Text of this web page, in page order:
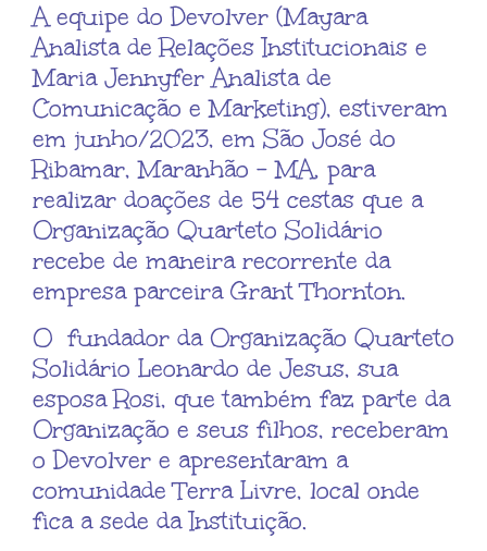
A equipe do Devolver (Mayara
Analista de Relações Institucionais e
Maria Jennyfer Analista de
Comunicação e Marketing), estiveram
em junho/2023, em São José do
Ribamar, Maranhão – MA, para
realizar doações de 54 cestas que a
Organização Quarteto Solidário
recebe de maneira recorrente da
empresa parceira Grant Thornton.
O fundador da Organização Quarteto
Solidário Leonardo de Jesus, sua
esposa Rosi, que também faz parte da
Organização e seus filhos, receberam
o Devolver e apresentaram a
comunidade Terra Livre, local onde
fica a sede da Instituição.